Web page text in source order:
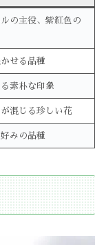
の主役、紫紅色の
せる品種
素朴な印象
混じる珍しい花
みの品種